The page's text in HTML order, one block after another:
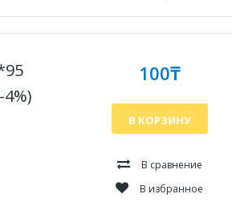
100₸
В КОРЗИНУ
В сравнение
В избранное